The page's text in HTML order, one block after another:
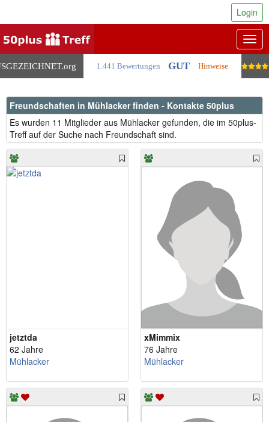
.org 1.441 Bewertungen GUT Hinweise
Login
Freundschaften in Mühlacker finden - Kontakte 50plus
Es wurden 11 Mitglieder aus Mühlacker gefunden, die im 50plus-
Treff auf der Suche nach Freundschaft sind.
jetztda
62 Jahre
Mühlacker
xMimmix
76 Jahre
Mühlacker